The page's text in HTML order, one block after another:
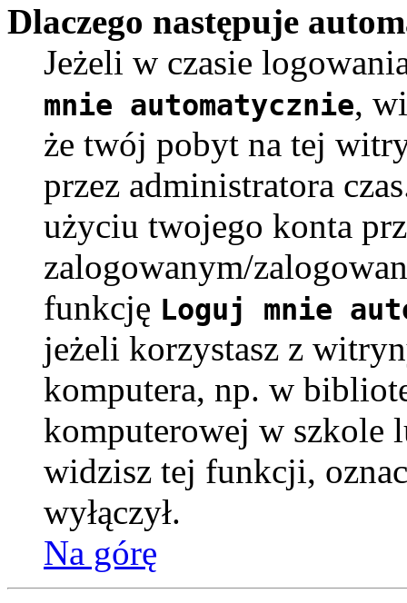
Dlaczego następuje
Jeżeli w czasie
mnie automatycznie,
że twój pobyt na tej
przez administratora
użyciu twojego konta
zalogowanym/
funkcję Loguj mnie
jeżeli korzystasz z
komputera, np. w
komputerowej w szkole
widzisz tej funkcji,
wyłączył.
Na górę